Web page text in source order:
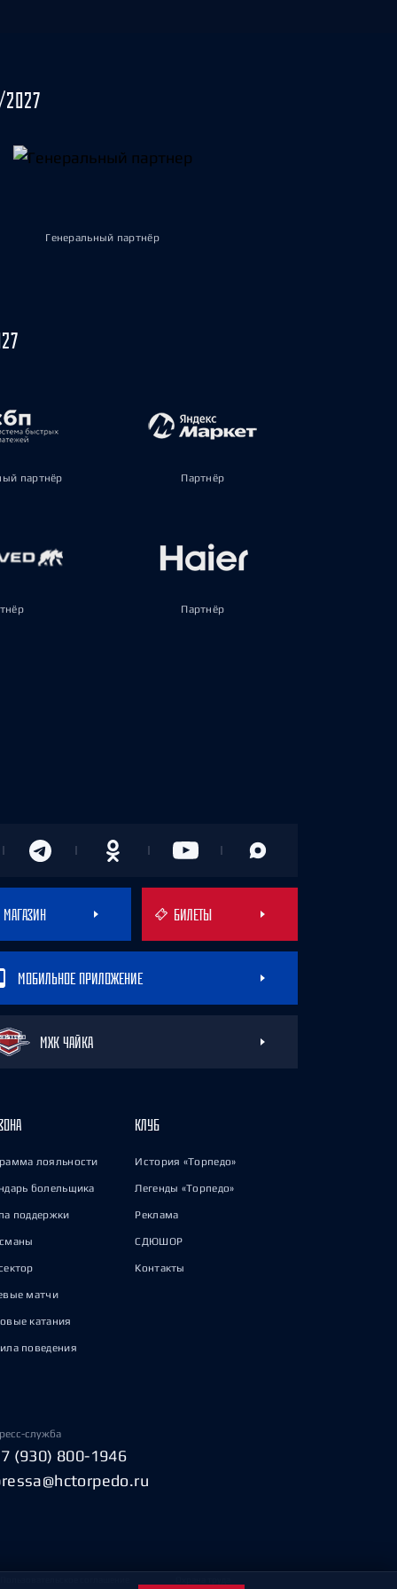
Генеральный партнёр
партнёр Партнёр
Партнёр
МАГАЗИН БИЛЕТЫ
МОБИЛЬНОЕ ПРИЛОЖЕНИЕ
МХК ЧАЙКА
лояльности
болельщика
поддержки
матчи
катания
поведения
КЛУБ
История «Торпедо»
Легенды «Торпедо»
Реклама
СДЮШОР
Контакты
служба
(930) 800-1946